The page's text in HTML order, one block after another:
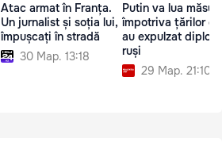
Atac armat în Franța.
Un jurnalist și soția lui,
împușcați în stradă
30 Мар. 13:18
Putin va lua măsuri
împotriva țărilor
au expulzat
ruși
29 Мар. 21:10